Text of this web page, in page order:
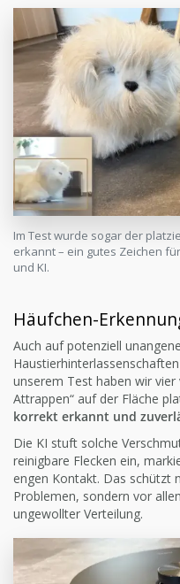
Im Test wurde sogar der
erkannt – ein gutes Zeichen
und KI.
Häufchen-
Auch auf potenziell
unserem Test haben wir vier
Attrappen“ auf der Fläche
korrekt erkannt und
Die KI stuft solche
reinigbare Flecken ein,
engen Kontakt. Das schützt
Problemen, sondern vor
ungewollter Verteilung.